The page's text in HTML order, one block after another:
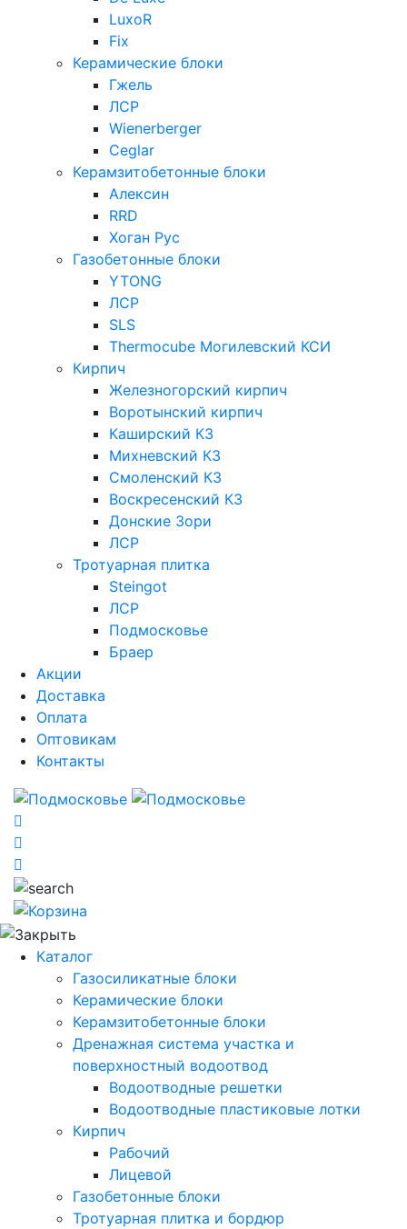
LuxoR
Fix
Керамические блоки
Гжель
ЛСР
Wienerberger
Ceglar
Керамзитобетонные блоки
Алексин
RRD
Хоган Рус
Газобетонные блоки
YTONG
ЛСР
SLS
Thermocube Могилевский КСИ
Кирпич
Железногорский кирпич
Воротынский кирпич
Каширский КЗ
Михневский КЗ
Смоленский КЗ
Воскресенский КЗ
Донские Зори
ЛСР
Тротуарная плитка
Steingot
ЛСР
Подмосковье
Браер
Акции
Доставка
Оплата
Оптовикам
Контакты
Каталог
Газосиликатные блоки
Керамические блоки
Керамзитобетонные блоки
Дренажная система участка и
поверхностный водоотвод
Водоотводные решетки
Водоотводные пластиковые лотки
Кирпич
Рабочий
Лицевой
Газобетонные блоки
Тротуарная плитка и бордюр